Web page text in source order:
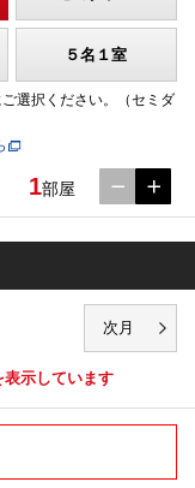
５名１室
選択ください。（セミダ
1部屋
表示しています